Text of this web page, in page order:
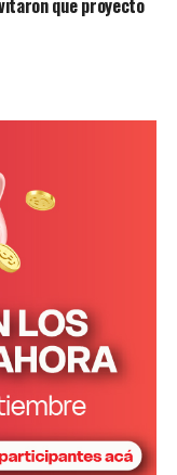
que proyecto